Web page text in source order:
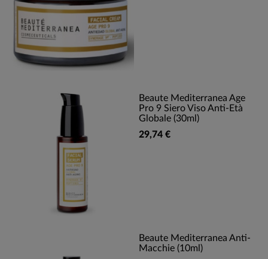
Beaute Mediterranea Age
Pro 9 Siero Viso Anti-Età
Globale (30ml)
29,74 €
Beaute Mediterranea Anti-
Macchie (10ml)